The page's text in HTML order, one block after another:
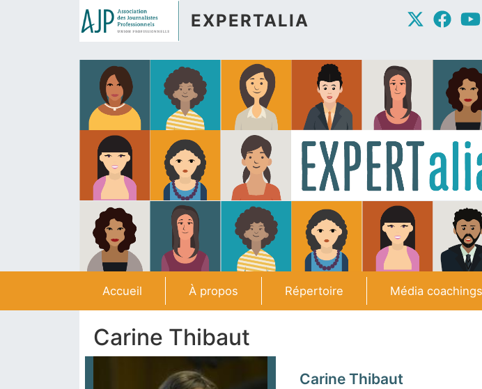
EXPERTALIA
Navigation principale
Accueil À propos Répertoire Média coachings
Carine Thibaut
Carine Thibaut